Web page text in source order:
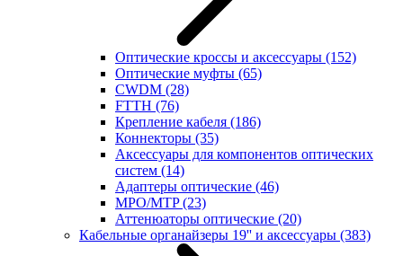
Оптические кроссы и аксессуары (152)
Оптические муфты (65)
CWDM (28)
FTTH (76)
Крепление кабеля (186)
Коннекторы (35)
Аксессуары для компонентов оптических
систем (14)
Адаптеры оптические (46)
MPO/MTP(23)
Аттенюаторы оптические (20)
Кабельные органайзеры 19'' и аксессуары (383)